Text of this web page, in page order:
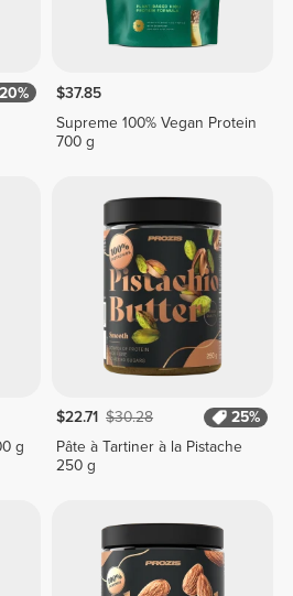
20%
$37.85
Supreme 100% Vegan Protein
700 g
100 % Protéine de Soja 900 g
$22.71 $30.28
25%
Pâte à Tartiner à la Pistache
250 g